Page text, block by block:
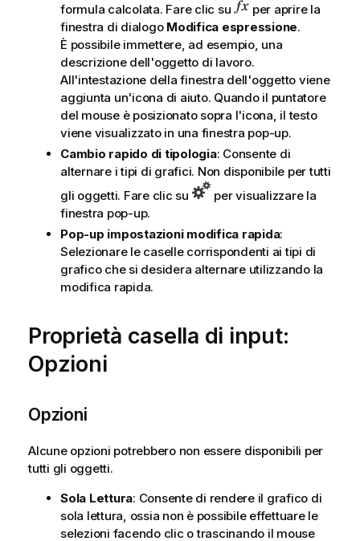
formula calcolata. Fare clic su
per aprire la
finestra di dialogo Modifica espressione.
È possibile immettere, ad esempio, una
descrizione dell'oggetto di lavoro.
All'intestazione della finestra dell'oggetto viene
aggiunta un'icona di aiuto. Quando il puntatore
del mouse è posizionato sopra l'icona, il testo
viene visualizzato in una finestra pop-up.
Cambio rapido di tipologia: Consente di
alternare i tipi di grafici. Non disponibile per tutti
gli oggetti. Fare clic su
per visualizzare la
finestra pop-up.
Pop-up impostazioni modifica rapida:
Selezionare le caselle corrispondenti ai tipi di
grafico che si desidera alternare utilizzando la
modifica rapida.
Proprietà casella di input:
Opzioni
Opzioni
Alcune opzioni potrebbero non essere disponibili per
tutti gli oggetti.
Sola Lettura: Consente di rendere il grafico di
sola lettura, ossia non è possibile effettuare le
selezioni facendo clic o trascinando il mouse